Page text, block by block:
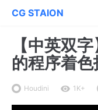
CG STAION
【中英双
的程序着色
Houdini 1K+